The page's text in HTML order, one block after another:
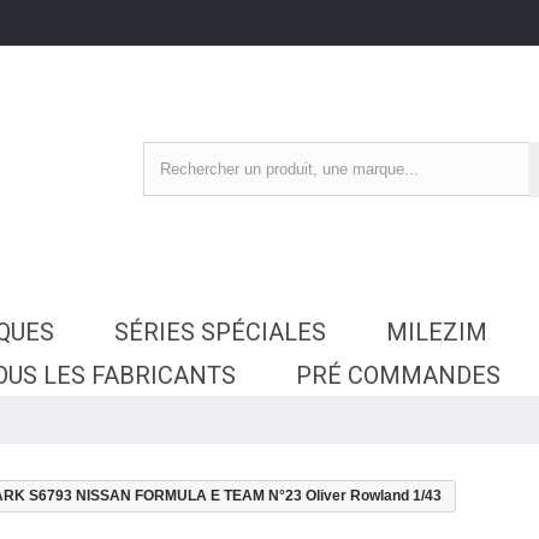
SÉRIES SPÉCIALES
MILEZIM
LES FABRICANTS
PRÉ COMMANDES
S6793 NISSAN FORMULA E TEAM N°23 Oliver Rowland 1/43